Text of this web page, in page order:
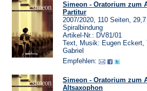
Simeon - Oratorium zum
Partitur
2007/2020, 110 Seiten,
Spiralbindung
Artikel-Nr.: DV81/01
Text, Musik: Eugen Eckert,
Gabriel
Empfehlen:
Simeon - Oratorium zum
Altsaxophon